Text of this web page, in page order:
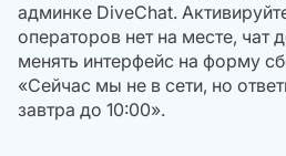
админке DiveChat.
операторов нет на месте, чат
менять интерфейс на форму
«Сейчас мы не в сети, но
завтра до 10:00».